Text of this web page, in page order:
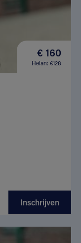
€ 160
Helan: €128
Inschrijven